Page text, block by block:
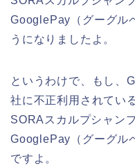
GooglePay（グーグル
うになりましたよ。
というわけで、もし、
社に不正利用されてい
SORAスカルプシャン
GooglePay（グーグル
ですよ。